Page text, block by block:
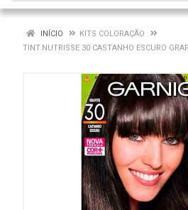
INÍCIO
KITS COLORAÇÃO
TINT.NUTRISSE 30 CASTANHO ESCURO